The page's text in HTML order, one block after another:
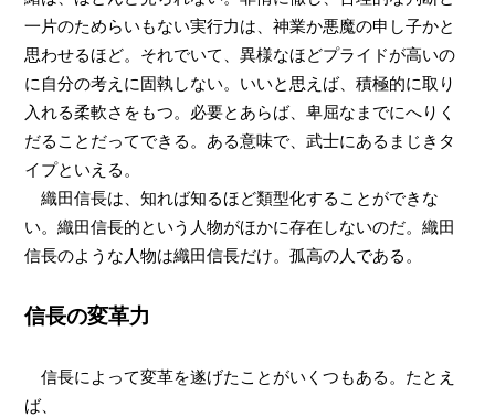
一片のためらいもない実行力は、神業か悪魔の申し子かと
思わせるほど。それでいて、異様なほどプライドが高いの
に自分の考えに固執しない。いいと思えば、積極的に取り
入れる柔軟さをもつ。必要とあらば、卑屈なまでにへりく
だることだってできる。ある意味で、武士にあるまじきタ
イプといえる。
織田信長は、知れば知るほど類型化することができな
い。織田信長的という人物がほかに存在しないのだ。織田
信長のような人物は織田信長だけ。孤高の人である。
信長の変革力
信長によって変革を遂げたことがいくつもある。たとえ
ば、